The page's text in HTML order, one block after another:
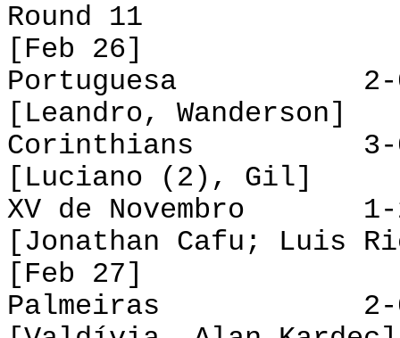
Round 11
[Feb 26]
Portuguesa 2-0
[Leandro, Wanderson]
Corinthians 3-0
[Luciano (2), Gil]
XV de Novembro 1-
[Jonathan Cafu; Luis
[Feb 27]
Palmeiras 2-0